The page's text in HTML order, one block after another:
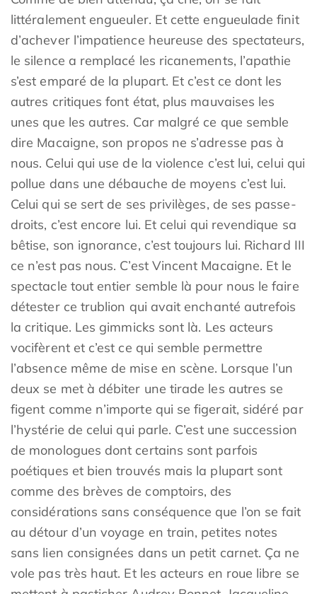
littéralement engueuler. Et cette engueulade finit
d’achever l’impatience heureuse des spectateurs,
le silence a remplacé les ricanements, l’apathie
s’est emparé de la plupart. Et c’est ce dont les
autres critiques font état, plus mauvaises les
unes que les autres. Car malgré ce que semble
dire Macaigne, son propos ne s’adresse pas à
nous. Celui qui use de la violence c’est lui, celui qui
pollue dans une débauche de moyens c’est lui.
Celui qui se sert de ses privilèges, de ses passe-
droits, c’est encore lui. Et celui qui revendique sa
bêtise, son ignorance, c’est toujours lui. Richard III
ce n’est pas nous. C’est Vincent Macaigne. Et le
spectacle tout entier semble là pour nous le faire
détester ce trublion qui avait enchanté autrefois
la critique. Les gimmicks sont là. Les acteurs
vocifèrent et c’est ce qui semble permettre
l’absence même de mise en scène. Lorsque l’un
deux se met à débiter une tirade les autres se
figent comme n’importe qui se figerait, sidéré par
l’hystérie de celui qui parle. C’est une succession
de monologues dont certains sont parfois
poétiques et bien trouvés mais la plupart sont
comme des brèves de comptoirs, des
considérations sans conséquence que l’on se fait
au détour d’un voyage en train, petites notes
sans lien consignées dans un petit carnet. Ça ne
vole pas très haut. Et les acteurs en roue libre se